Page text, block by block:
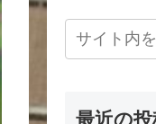
最近の投